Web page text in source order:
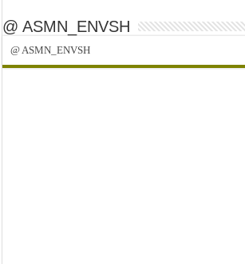
@ ASMN_ENVSH
@ ASMN_ENVSH